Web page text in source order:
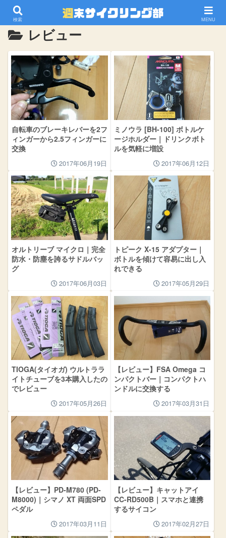
ホーム 自転車用品 レビュー
レビュー
自転車のブレーキレバーを2フ
ィンガーから2.5フィンガーに
交換
2017年06月19日
ミノウラ [BH-100] ボトルケ
ージホルダー｜ドリンクボト
ルを気軽に増設
2017年06月12日
オルトリーブ マイクロ｜完全
防水・防塵を誇るサドルバッ
グ
2017年06月03日
トピーク X-15 アダプター｜
ボトルを傾けて容易に出し入
れできる
2017年05月29日
TIOGA(タイオガ) ウルトララ
イトチューブを3本購入したの
でレビュー
2017年05月26日
【レビュー】FSA Omega コ
ンパクトバー｜コンパクトハ
ンドルに交換する
2017年03月31日
【レビュー】PD-M780 (PD-
M8000)｜シマノ XT 両面SPD
ペダル
2017年03月11日
【レビュー】キャットアイ
CC-RD500B｜スマホと連携
するサイコン
2017年02月27日
検索 MENU